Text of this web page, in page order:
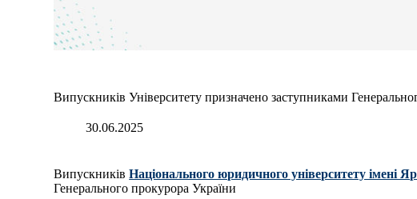
Випускників Університету призначено заступниками
30.06.2025
ВипускниківНаціонального юридичного університету імені
Генерального прокурора України